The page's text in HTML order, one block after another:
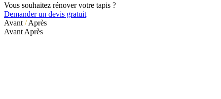
Vous souhaitez rénover votre tapis ?
Demander un devis gratuit
Avant /Après
Avant Après